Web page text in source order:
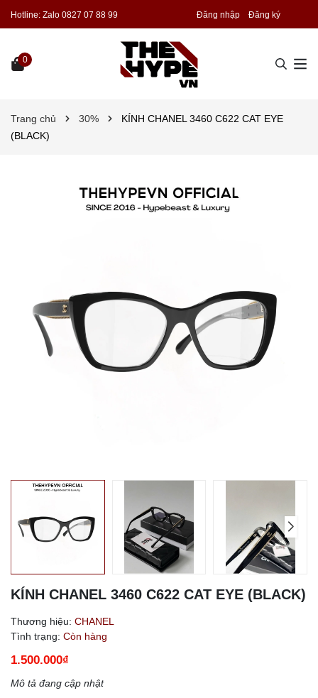
Hotline: Zalo 0827 07 88 99 Đăng nhập Đăng ký
0
Trang chủ 30%
KÍNH CHANEL 3460 C622 CAT EYE
(BLACK)
KÍNH CHANEL 3460 C622 CAT EYE (BLACK)
Thương hiệu: CHANEL
Tình trạng: Còn hàng
1.500.000₫
Mô tả đang cập nhật